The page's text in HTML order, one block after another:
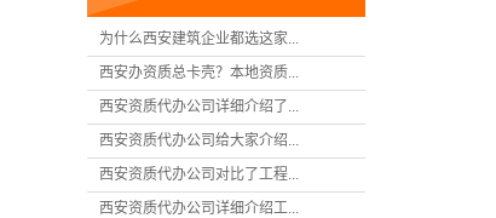
为什么西安建筑企业都选这家...
西安办资质总卡壳？本地资质...
西安资质代办公司详细介绍了...
西安资质代办公司给大家介绍...
西安资质代办公司对比了工程...
西安资质代办公司详细介绍工...